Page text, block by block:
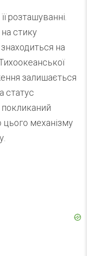
розташуванні.
стику
на
залишається
статус
механізму